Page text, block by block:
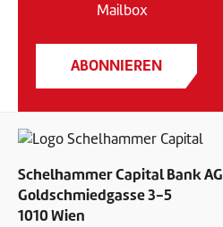
Mailbox
ABONNIEREN
Schelhammer Capital Bank AG
Goldschmiedgasse 3-5
1010 Wien